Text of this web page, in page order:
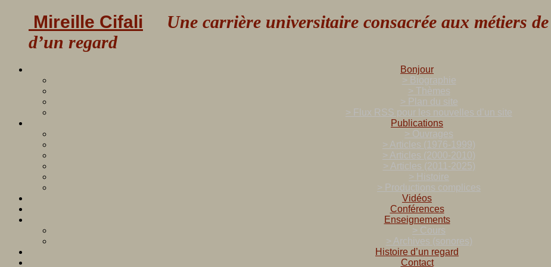
Mireille Cifali Une carrière universitaire consacrée aux métiers
d’un regard
Bonjour
> Biographie
> Thèmes
> Plan du site
> Flux RSS pour les nouvelles d’un site
Publications
> Ouvrages
> Articles (1976-1999)
> Articles (2000-2010)
> Articles (2011-2025)
> Histoire
> Productions complices
Vidéos
Conférences
Enseignements
> Cours
> Archives (sonores)
Histoire d’un regard
Contact